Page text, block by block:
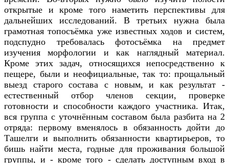
открытые и кроме того наметить перспективы для
дальнейших исследований. В третьих нужна была
грамотная топосъёмка уже известных ходов и систем,
подспудно требовалась фотосъёмка на предмет
изучения морфологии и как наглядный материал.
Кроме этих задач, относящихся непосредственно к
пещере, были и неофициальные, так то: прощальный
выезд старого состава с новым, и как результат -
естественный отбор членов секции, проверке
готовности и способности каждого участника. Итак,
вся группа с уточнённым составом была разбита на 2
отряда: первому вменялось в обязанность дойти до
Ташелги и выполнить обязанности квартирьеров, то
бишь найти места, годные для проживания большой
группы, и - кроме того - сделать доступным вход в